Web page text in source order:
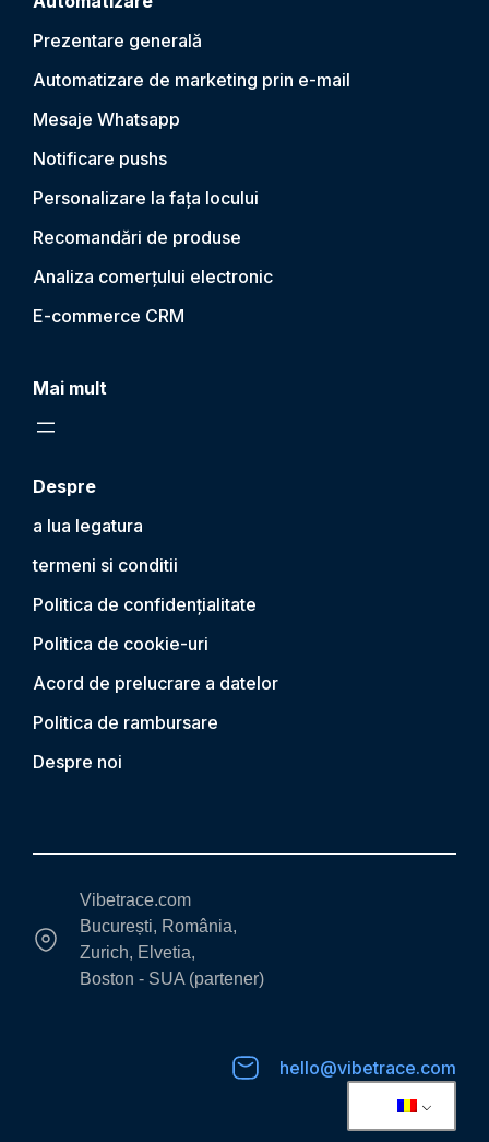
Prezentare generală
Automatizare de marketing prin e-mail
Mesaje Whatsapp
Notificare pushs
Personalizare la fața locului
Recomandări de produse
Analiza comerțului electronic
E-commerce CRM
Mai mult
Despre
a lua legatura
termeni si conditii
Politica de confidențialitate
Politica de cookie-uri
Acord de prelucrare a datelor
Politica de rambursare
Despre noi
Vibetrace.com
București, România,
Zurich, Elvetia,
Boston - SUA (partener)
hello@vibetrace.com